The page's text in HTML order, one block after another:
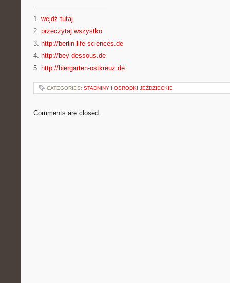
———————————
1. wejdź tutaj
2. przeczytaj wszystko
3. http://berlin-life-sciences.de
4. http://bey-dessous.de
5. http://biergarten-ostkreuz.de
CATEGORIES: STADNINY I OŚRODKI JEŹDZIECKIE
Comments are closed.